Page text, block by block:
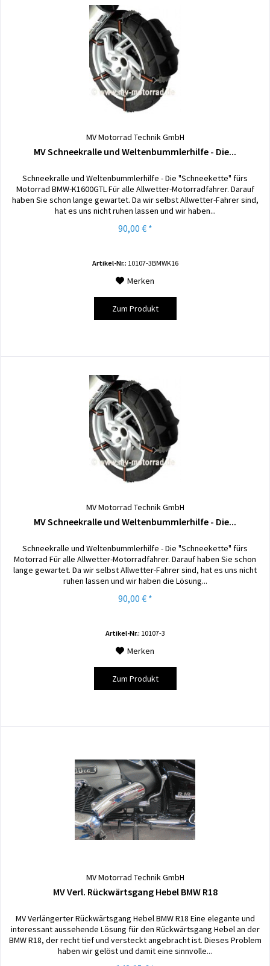
MV Motorrad Technik GmbH
MV Schneekralle und Weltenbummlerhilfe - Die...
Schneekralle und Weltenbummlerhilfe - Die "Schneekette" fürs
Motorrad BMW-K1600GTL Für alle Allwetter-Motorradfahrer. Darauf
haben Sie schon lange gewartet. Da wir selbst Allwetter-Fahrer sind,
hat es uns nicht ruhen lassen und wir haben...
90,00 € *
Artikel-Nr.: 10107-3BMWK16
Merken
Zum Produkt
MV Motorrad Technik GmbH
MV Schneekralle und Weltenbummlerhilfe - Die...
Schneekralle und Weltenbummlerhilfe - Die "Schneekette" fürs
Motorrad Für alle Allwetter-Motorradfahrer. Darauf haben Sie schon
lange gewartet. Da wir selbst Allwetter-Fahrer sind, hat es uns nicht
ruhen lassen und wir haben die Lösung...
90,00 € *
Artikel-Nr.: 10107-3
Merken
Zum Produkt
MV Motorrad Technik GmbH
MV Verl. Rückwärtsgang Hebel BMW R18
MV Verlängerter Rückwärtsgang Hebel BMW R18 Eine elegante und
interessant aussehende Lösung für den Rückwärtsgang Hebel an der
BMW R18, der recht tief und versteckt angebracht ist. Dieses Problem
haben wir gelöst und damit eine sinnvolle...